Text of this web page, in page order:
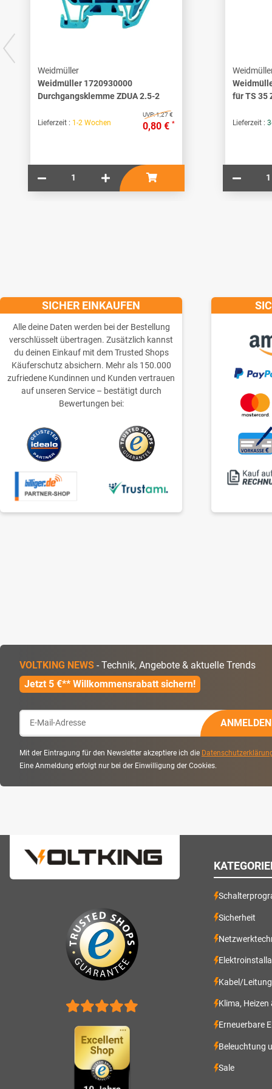
Weidmüller
Weidmüller 1720930000
Durchgangsklemme ZDUA 2.5-2
Lieferzeit : 1-2 Wochen
UVP:1,27 €
0,80 € *
für TS 35
Lieferzeit :
VOLTKING NEWS - Technik, Angebote & aktuelle Trends
Jetzt 5 €** Willkommensrabatt sichern!
ANMELDEN
Mit der Eintragung für den Newsletter akzeptiere ich die
Eine Anmeldung erfolgt nur bei der Einwilligung der Cookies.
SICHER EINKAUFEN
Alle deine Daten werden bei der Bestellung
verschlüsselt übertragen. Zusätzlich kannst
du deinen Einkauf mit dem Trusted Shops
Käuferschutz absichern. Mehr als 150.000
zufriedene Kundinnen und Kunden vertrauen
auf unseren Service – bestätigt durch
Bewertungen bei:
Sicherheit
Kabel/
Klima,
Erneuerbare
Beleuchtung
Sale